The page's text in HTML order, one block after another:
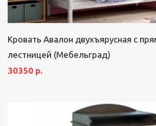
Кровать Авалон двухъярусная с
лестницей (Мебельград)
30350 р.